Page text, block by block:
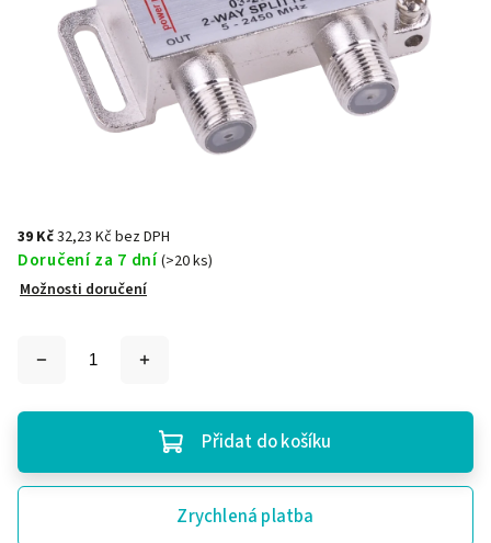
39 Kč32,23 Kč bez DPH
Doručení za 7 dní(>20 ks)
Možnosti doručení
Přidat do košíku
Zrychlená platba